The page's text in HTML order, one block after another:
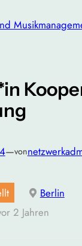
—von
Berlin
2 Jahren